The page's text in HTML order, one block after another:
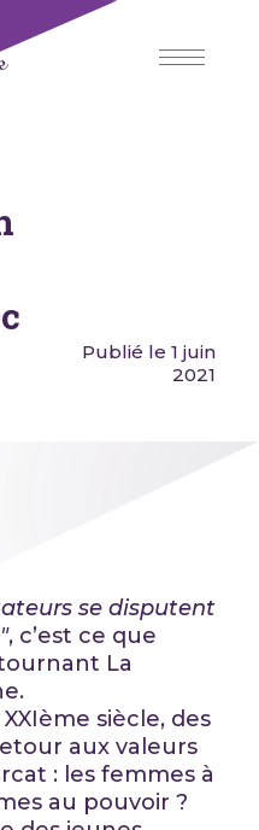
Publié le 1 juin
2021
se disputent
, c’est ce que
La
siècle, des
aux valeurs
: les femmes à
au pouvoir ?